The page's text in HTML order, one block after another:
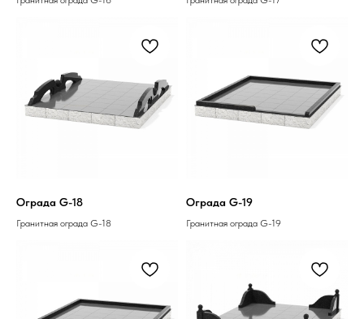
Ограда G-18
Гранитная ограда G-18
Ограда G-19
Гранитная ограда G-19